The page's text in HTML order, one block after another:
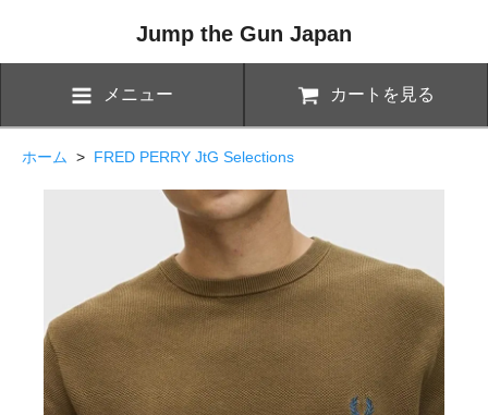
Jump the Gun Japan
メニュー カートを見る
ホーム > FRED PERRY JtG Selections